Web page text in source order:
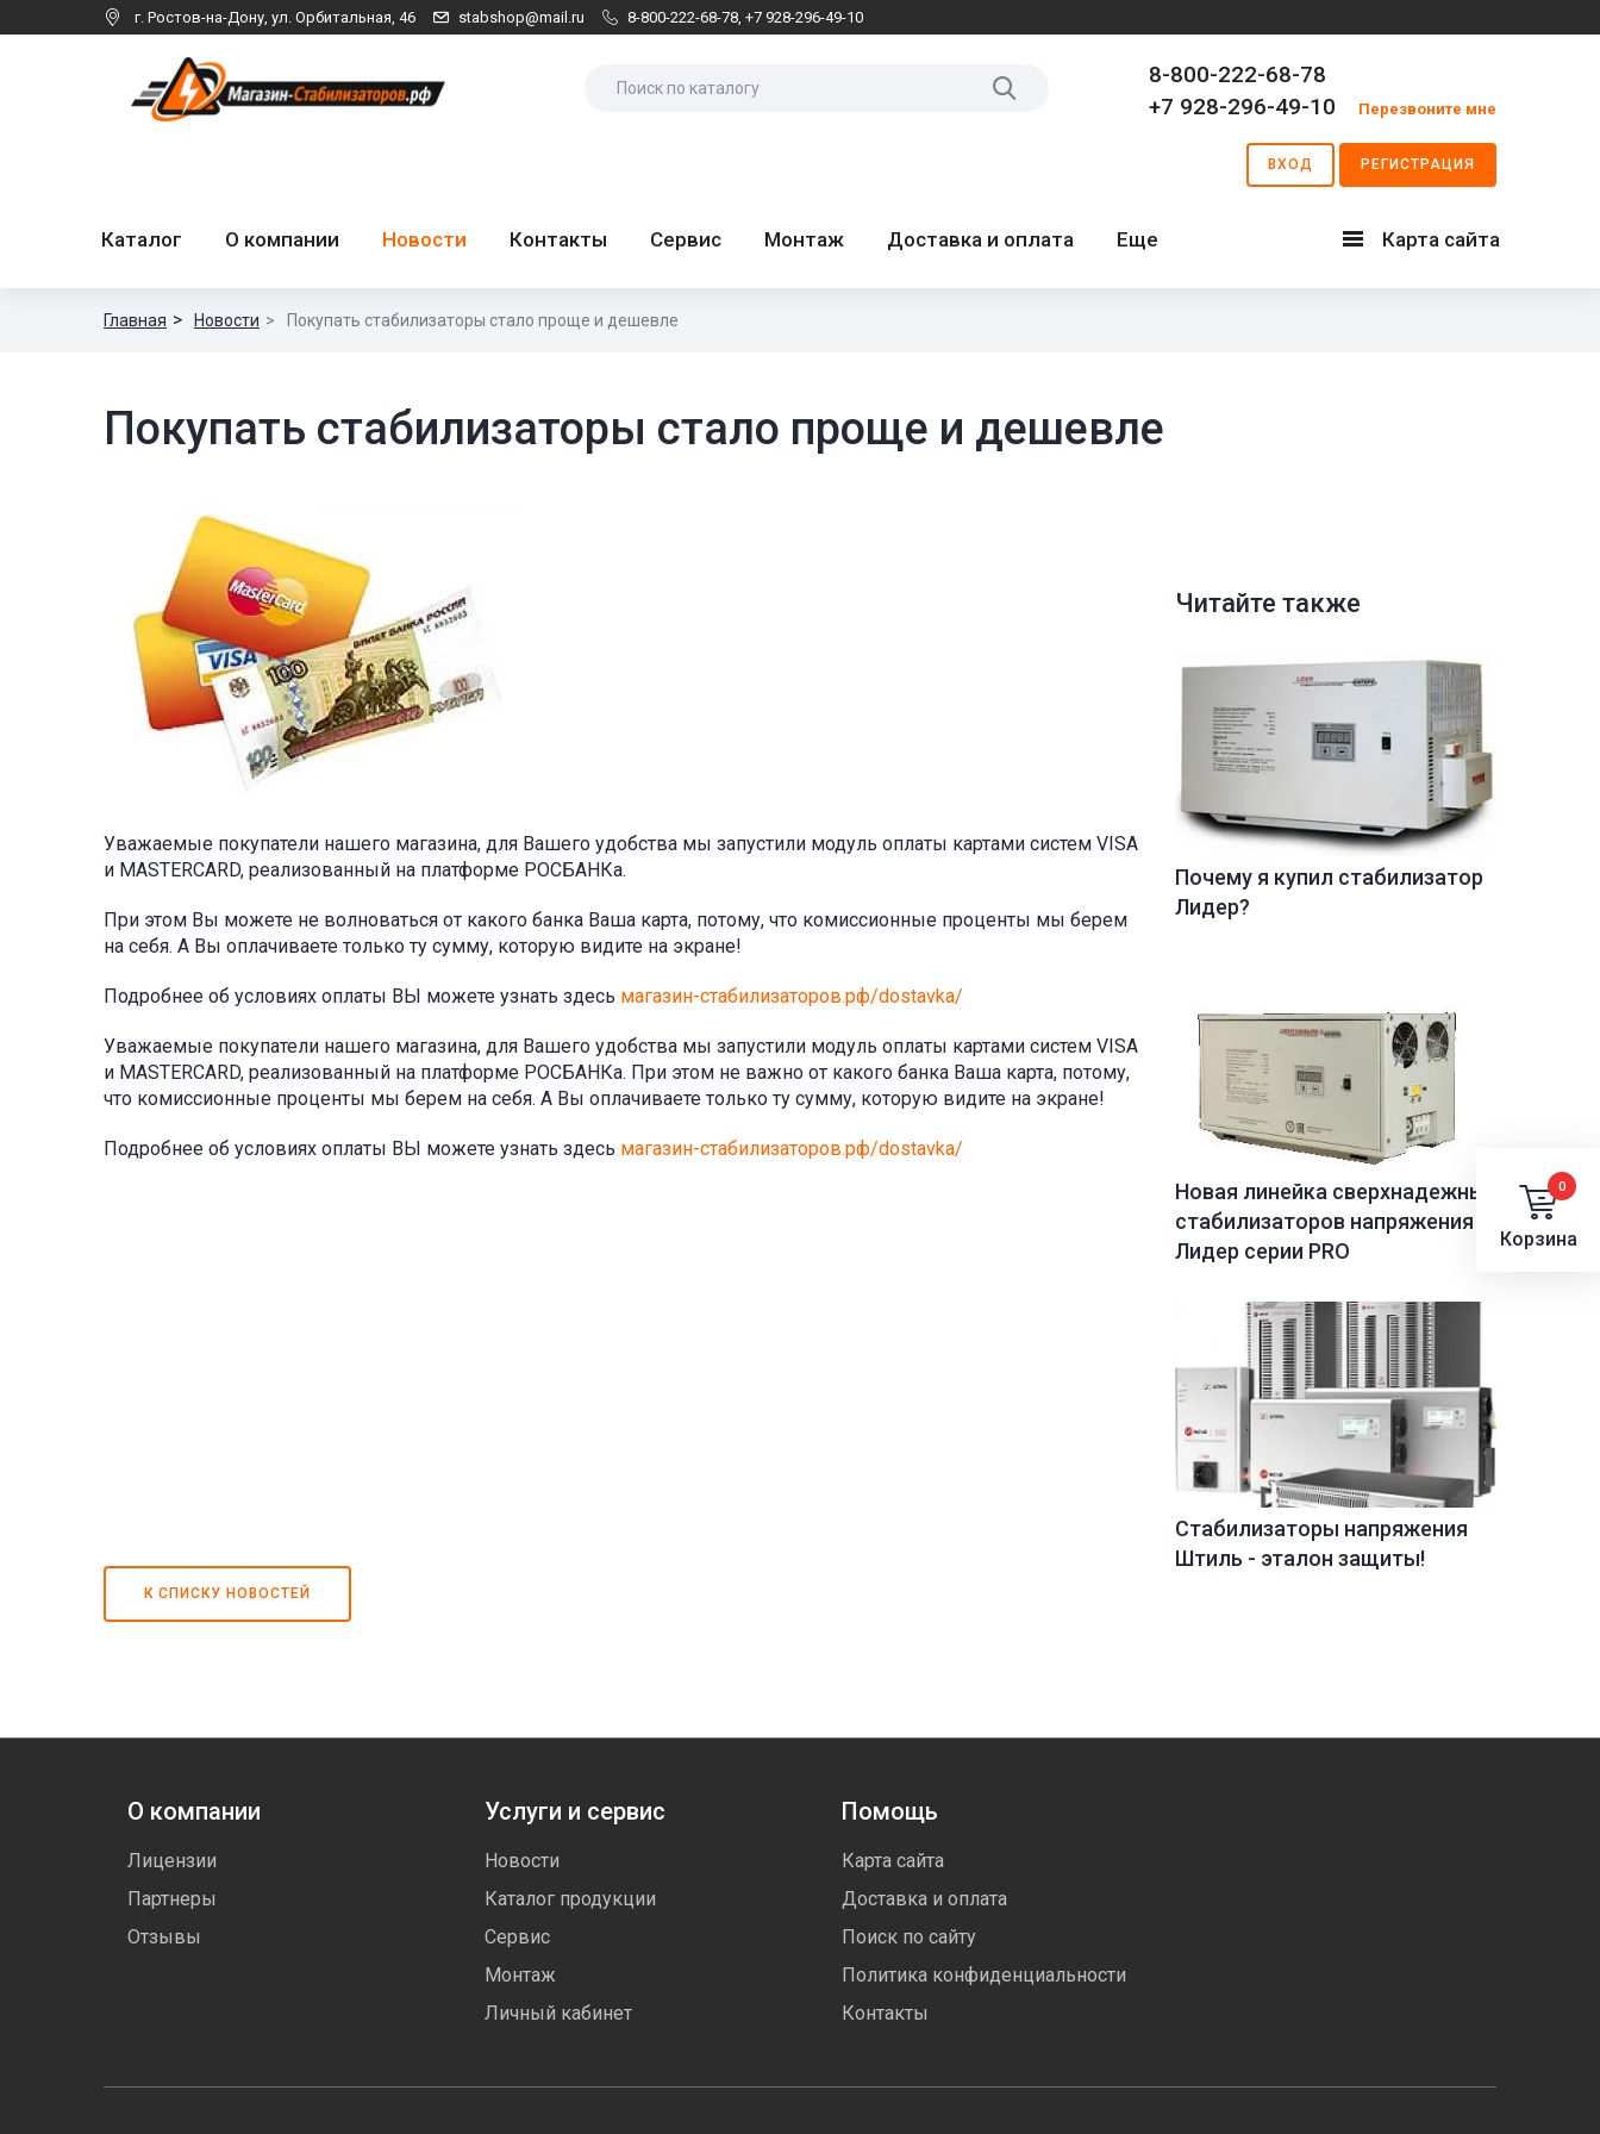
г. Ростов-на-Дону, ул. Орбитальная, 46 stabshop@mail.ru 8-800-222-68-78 +7 928-296-49-10
8-800-222-68-78
+7 928-296-49-10
Перезвоните мне
ВХОД РЕГИСТРАЦИЯ
Каталог О компании Новости Контакты Сервис Монтаж Доставка и оплата Еще
КартаКарта сайта
Главная Новости Покупать стабилизаторы стало проще и дешевле
Покупать стабилизаторы стало проще и дешевле
Уважаемые покупатели нашего магазина, для Вашего удобства мы запустили модуль оплаты картами систем VISA
и MASTERCARD, реализованный на платформе РОСБАНКа.
При этом Вы можете не волноваться от какого банка Ваша карта, потому, что комиссионные проценты мы берем
на себя. А Вы оплачиваете только ту сумму, которую видите на экране!
Подробнее об условиях оплаты ВЫ можете узнать здесь магазин-стабилизаторов.рф/dostavka/
Уважаемые покупатели нашего магазина, для Вашего удобства мы запустили модуль оплаты картами систем VISA
и MASTERCARD, реализованный на платформе РОСБАНКа. При этом не важно от какого банка Ваша карта, потому,
что комиссионные проценты мы берем на себя. А Вы оплачиваете только ту сумму, которую видите на экране!
Подробнее об условиях оплаты ВЫ можете узнать здесь магазин-стабилизаторов.рф/dostavka/
Читайте также
Почему я купил стабилизатор
Лидер?
Новая линейка сверхнадежных
стабилизаторов напряжения
Лидер серии PRO
Стабилизаторы напряжения
Штиль - эталон защиты!
К СПИСКУ НОВОСТЕЙ
О компании
Лицензии
Партнеры
Отзывы
Услуги и сервис
Новости
Каталог продукции
Сервис
Монтаж
Личный кабинет
Помощь
Карта сайта
Доставка и оплата
Поиск по сайту
Политика конфиденциальности
Контакты
0
Корзина